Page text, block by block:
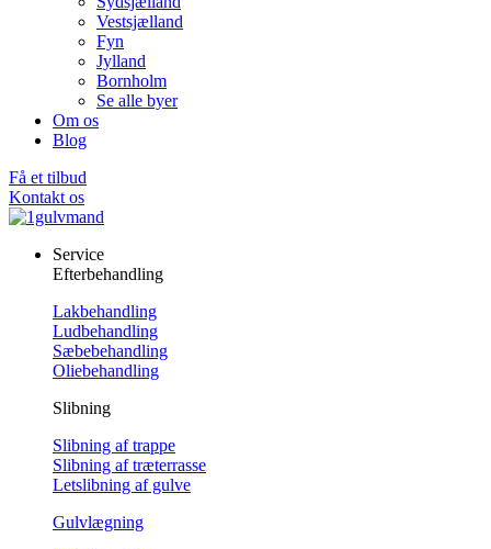
Vestsjælland
Fyn
Jylland
Bornholm
Se alle byer
Om os
Blog
Få et tilbud
Kontakt os
Service
Efterbehandling
Lakbehandling
Ludbehandling
Sæbebehandling
Oliebehandling
Slibning
Slibning af trappe
Slibning af træterrasse
Letslibning af gulve
Gulvlægning